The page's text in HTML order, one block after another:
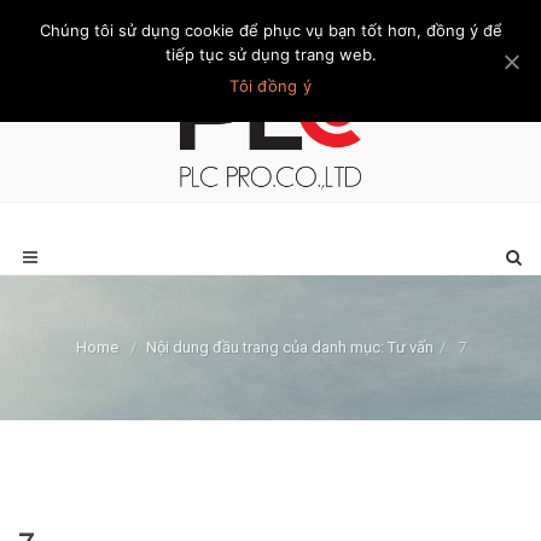
Trang chủ Giới thiệu Khách hàng Liên hệ Thành viên
Home / Nội dung đầu trang của danh mục: Tư vấn / 7
Chúng tôi sử dụng cookie để phục vụ bạn tốt hơn, đồng ý để
tiếp tục sử dụng trang web.
Tôi đồng ý